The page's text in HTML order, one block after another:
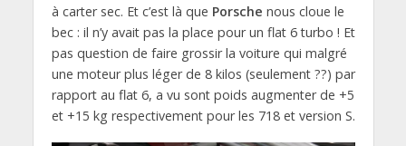
à carter sec. Et c’est là que Porsche nous cloue le
bec : il n’y avait pas la place pour un flat 6 turbo ! Et
pas question de faire grossir la voiture qui malgré
une moteur plus léger de 8 kilos (seulement ??) par
rapport au flat 6, a vu sont poids augmenter de +5
et +15 kg respectivement pour les 718 et version S.